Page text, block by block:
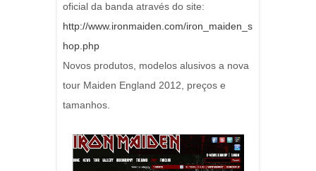
oficial da banda através do site:
http://www.ironmaiden.com/iron_maiden_s
hop.php
Novos produtos, modelos alusivos a nova
tour Maiden England 2012, preços e
tamanhos.